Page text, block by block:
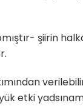
şiirin
etki